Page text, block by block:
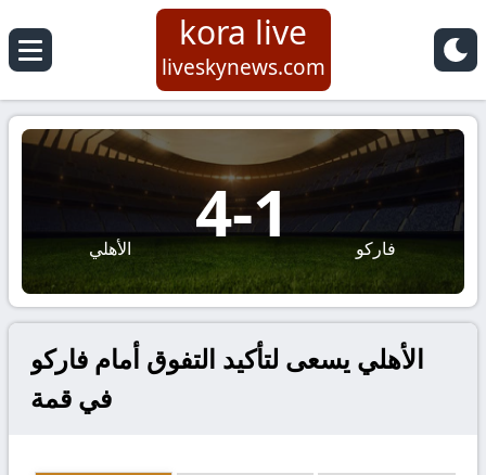
kora live
liveskynews.com
الأهلي 4-1 فاركو
الأهلي يسعى لتأكيد التفوق أمام فاركو
في قمة